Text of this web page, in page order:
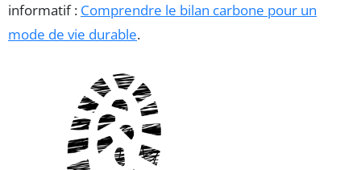
informatif : Comprendre le bilan carbone pour un
mode de vie durable.